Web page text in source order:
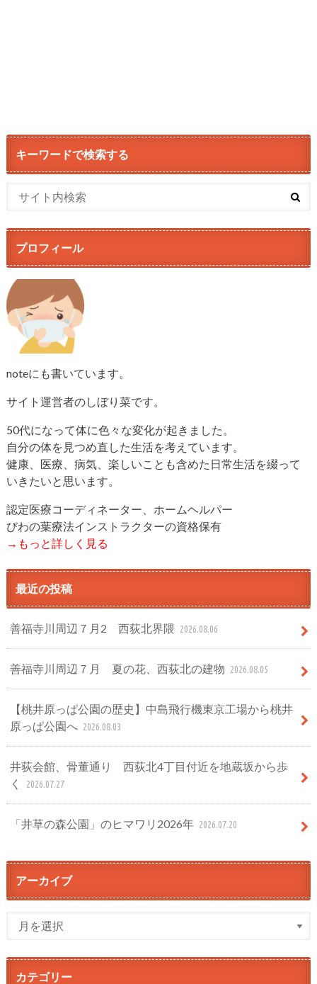
キーワードで検索する
プロフィール
noteにも書いています。
サイト運営者のしぼり菜です。
50代になって体に色々な変化が起きました。
自分の体を見つめ直した生活を考えています。
健康、医療、病気、楽しいことも含めた日常生活を綴って
いきたいと思います。
認定医療コーディネーター、ホームヘルパー
びわの葉療法インストラクターの資格保有
→もっと詳しく見る
最近の投稿
善福寺川周辺７月2 西荻北界隈 2026.08.06
善福寺川周辺７月 夏の花、西荻北の建物 2026.08.05
【桃井原っぱ公園の歴史】中島飛行機東京工場から桃井
原っぱ公園へ 2026.08.03
井荻会館、骨董通り 西荻北4丁目付近を地蔵坂から歩
く
2026.07.27
「井草の森公園」のヒマワリ2026年 2026.07.20
アーカイブ
カテゴリー